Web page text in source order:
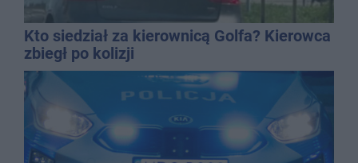
Kto siedział za kierownicą Golfa? Kierowca
zbiegł po kolizji